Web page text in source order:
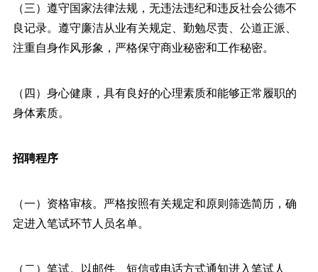
（三）遵守国家法律法规，无违法违纪和违反社会公德不
良记录。遵守廉洁从业有关规定、勤勉尽责、公道正派、
注重自身作风形象，严格保守商业秘密和工作秘密。
（四）身心健康，具有良好的心理素质和能够正常履职的
身体素质。
招聘程序
（一）资格审核。严格按照有关规定和原则筛选简历，确
定进入笔试环节人员名单。
（二）笔试。以邮件、短信或电话方式通知进入笔试人